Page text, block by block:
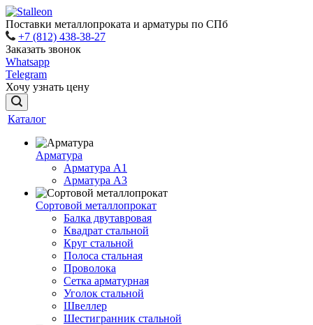
Поставки металлопроката и арматуры по СПб
+7 (812) 438-38-27
Заказать звонок
Whatsapp
Telegram
Хочу узнать цену
Каталог
Арматура
Арматура A1
Арматура А3
Сортовой металлопрокат
Балка двутавровая
Квадрат стальной
Круг стальной
Полоса стальная
Проволока
Сетка арматурная
Уголок стальной
Швеллер
Шестигранник стальной